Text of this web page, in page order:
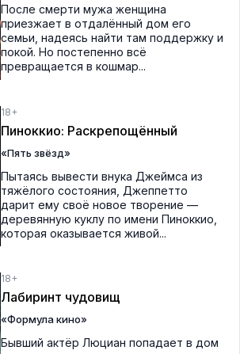
После смерти мужа женщина
приезжает в отдалённый дом его
семьи, надеясь найти там поддержку и
покой. Но постепенно всё
превращается в кошмар...
18+
Пиноккио: Раскрепощённый
«Пять звёзд»
Пытаясь вывести внука Джеймса из
тяжёлого состояния, Джеппетто
дарит ему своё новое творение —
деревянную куклу по имени Пиноккио,
которая оказывается живой...
18+
Лабиринт чудовищ
«Формула кино»
Бывший актёр Люциан попадает в дом